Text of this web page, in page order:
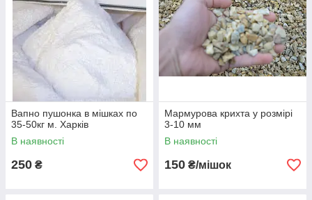
Вапно пушонка в мішках по
35-50кг м. Харків
В наявності
250 ₴
Мармурова крихта у розмірі
3-10 мм
В наявності
150 ₴/мішок